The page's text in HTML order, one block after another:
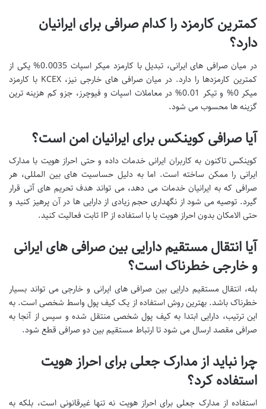
کمترین کارمزد را کدام صرافی برای ایرانیان
دارد؟
در میان صرافی های ایرانی، تبدیل با کارمزد میکر اسپات 0.0035% یکی از
کمترین کارمزدها را دارد. در میان صرافی های خارجی نیز، KCEX با کارمزد
میکر 0% و تیکر 0.01% در معاملات اسپات و فیوچرز، جزو کم هزینه ترین
گزینه ها محسوب می شود.
آیا صرافی کوینکس برای ایرانیان امن است؟
کوینکس تاکنون به کاربران ایرانی خدمات داده و حتی احراز هویت با مدارک
ایرانی را ممکن ساخته است. اما به دلیل حساسیت های بین المللی، هر
صرافی که به ایرانیان خدمات می دهد، می تواند هدف تحریم های آتی قرار
گیرد. توصیه می شود از نگهداری حجم زیادی از دارایی ها در آن پرهیز کنید و
حتی الامکان بدون احراز هویت یا با استفاده از IP ثابت فعالیت کنید.
آیا انتقال مستقیم دارایی بین صرافی های ایرانی
و خارجی خطرناک است؟
بله، انتقال مستقیم دارایی بین صرافی های ایرانی و خارجی می تواند بسیار
خطرناک باشد. بهترین روش استفاده از یک کیف پول واسط شخصی است. به
این ترتیب، دارایی ابتدا به کیف پول شخصی منتقل شده و سپس از آنجا به
صرافی مقصد ارسال می شود تا ارتباط مستقیم بین دو صرافی قطع شود.
چرا نباید از مدارک جعلی برای احراز هویت
استفاده کرد؟
استفاده از مدارک جعلی برای احراز هویت نه تنها غیرقانونی است، بلکه به